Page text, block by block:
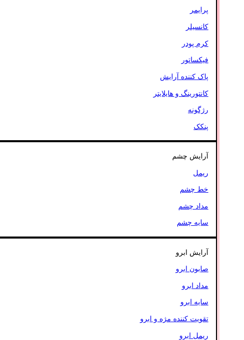
پرایمر
کانسیلر
کرم پودر
فیکساتور
پاک کننده آرایش
کانتورینگ و هایلایتر
رژگونه
پنکک
آرایش چشم
ریمل
خط چشم
مداد چشم
سایه چشم
آرایش ابرو
صابون ابرو
مداد ابرو
سایه ابرو
تقویت کننده مژه و ابرو
ریمل ابرو